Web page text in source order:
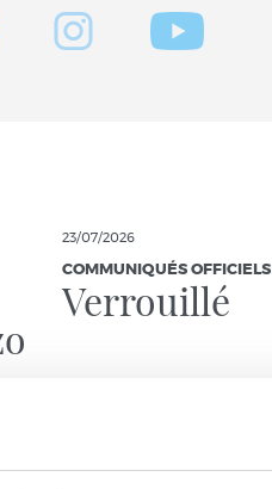
23/07/2026
COMMUNIQUÉS OFFICIELS
Verrouillé